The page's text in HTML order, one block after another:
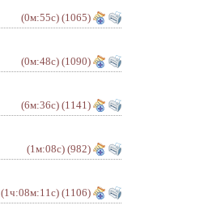
(0м:55с) (1065)
(0м:48с) (1090)
(6м:36с) (1141)
(1м:08с) (982)
(1ч:08м:11с) (1106)